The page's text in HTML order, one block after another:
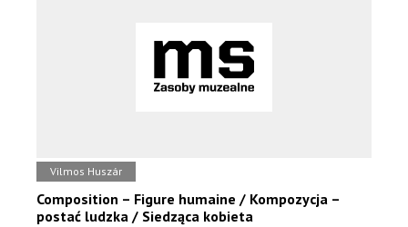
Vilmos Huszár
Composition – Figure humaine / Kompozycja –
postać ludzka / Siedząca kobieta